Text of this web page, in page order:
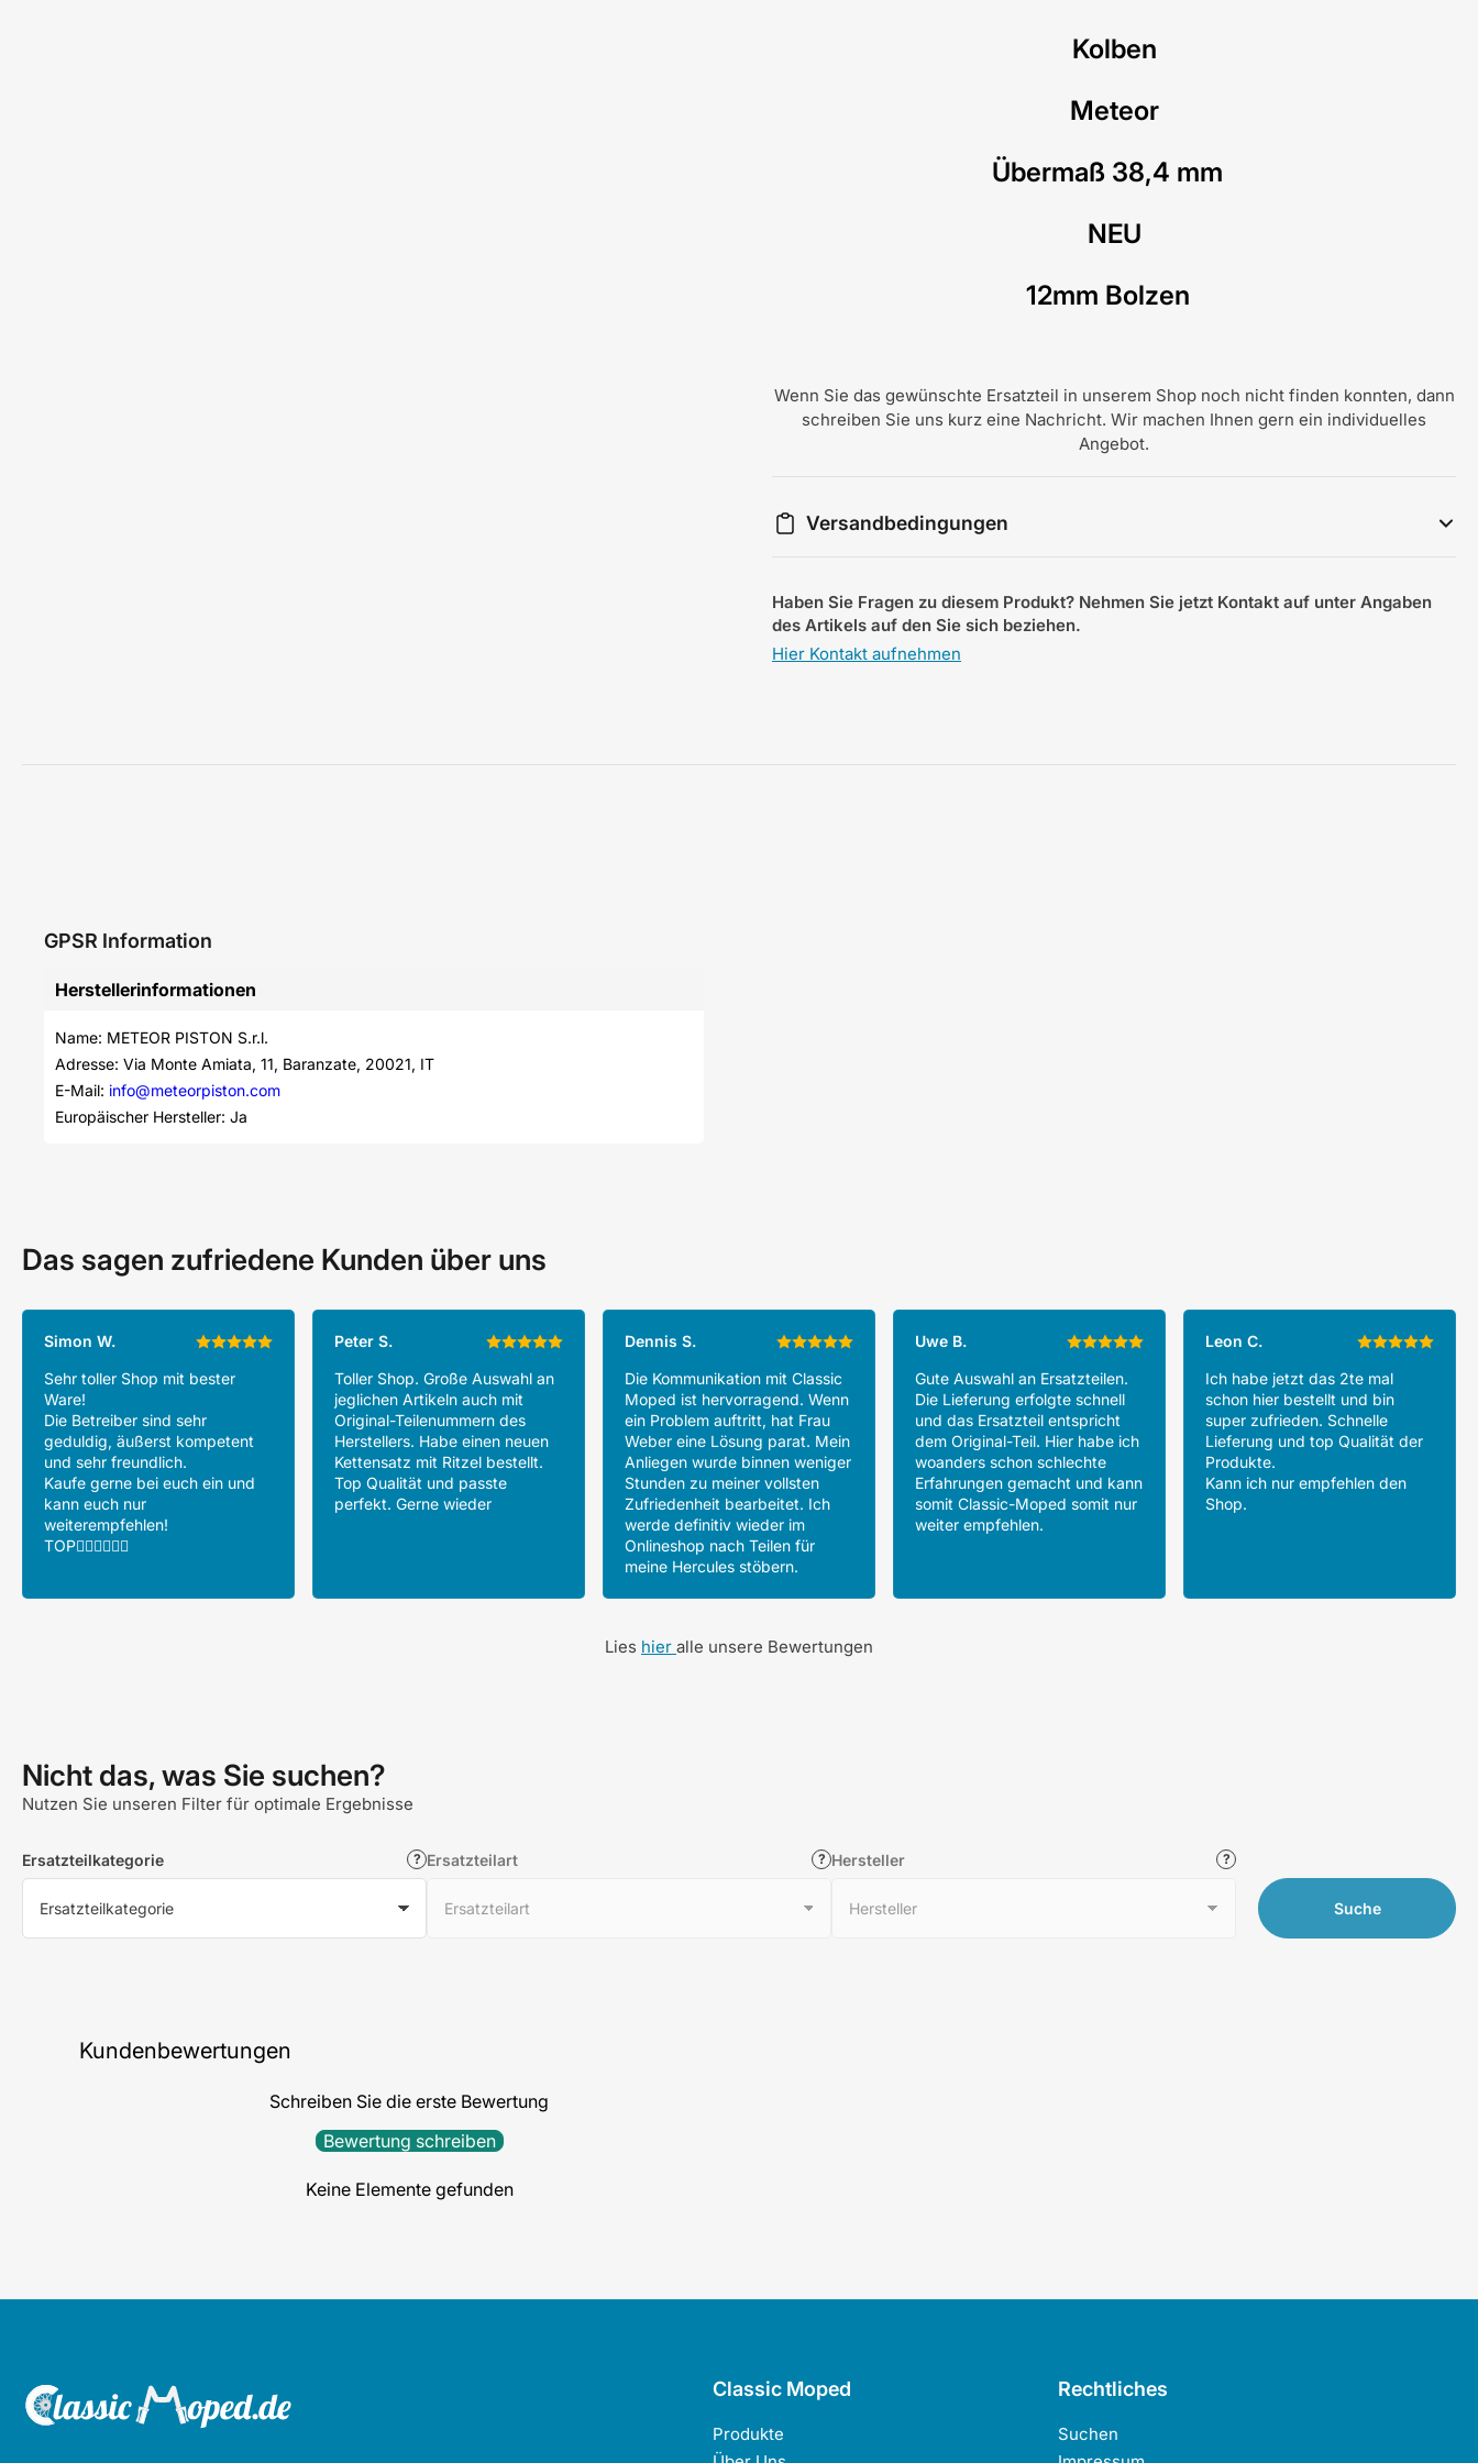
Kolben
Meteor
Übermaß 38,4 mm
NEU
12mm Bolzen
Wenn Sie das gewünschte Ersatzteil in unserem Shop noch nicht finden konnten, dann
schreiben Sie uns kurz eine Nachricht. Wir machen Ihnen gern ein individuelles
Angebot.
Versandbedingungen
Haben Sie Fragen zu diesem Produkt? Nehmen Sie jetzt Kontakt auf unter Angaben
des Artikels auf den Sie sich beziehen.
Hier Kontakt aufnehmen
GPSR Information
Herstellerinformationen
Name: METEOR PISTON S.r.l.
Adresse: Via Monte Amiata, 11, Baranzate, 20021, IT
E-Mail: info@meteorpiston.com
Europäischer Hersteller: Ja
Das sagen zufriedene Kunden über uns
Simon W.
Sehr toller Shop mit bester
Ware!
Die Betreiber sind sehr
geduldig, äußerst kompetent
und sehr freundlich.
Kaufe gerne bei euch ein und
kann euch nur
weiterempfehlen!
TOP👍🏻👍🏻👍🏻
Peter S.
Toller Shop. Große Auswahl an
jeglichen Artikeln auch mit
Original-Teilenummern des
Herstellers. Habe einen neuen
Kettensatz mit Ritzel bestellt.
Top Qualität und passte
perfekt. Gerne wieder
Dennis S.
Die Kommunikation mit Classic
Moped ist hervorragend. Wenn
ein Problem auftritt, hat Frau
Weber eine Lösung parat. Mein
Anliegen wurde binnen weniger
Stunden zu meiner vollsten
Zufriedenheit bearbeitet. Ich
werde definitiv wieder im
Onlineshop nach Teilen für
meine Hercules stöbern.
Uwe B.
Gute Auswahl an Ersatzteilen.
Die Lieferung erfolgte schnell
und das Ersatzteil entspricht
dem Original-Teil. Hier habe ich
woanders schon schlechte
Erfahrungen gemacht und kann
somit Classic-Moped somit nur
weiter empfehlen.
Leon C.
Ich habe jetzt das 2te mal
schon hier bestellt und bin
super zufrieden. Schnelle
Lieferung und top Qualität der
Produkte.
Kann ich nur empfehlen den
Shop.
Lies hier alle unsere Bewertungen
Nicht das, was Sie suchen?
Nutzen Sie unseren Filter für optimale Ergebnisse
Ersatzteilkategorie Ersatzteilart Hersteller
Suche
Kundenbewertungen
Schreiben Sie die erste Bewertung
Bewertung schreiben
Keine Elemente gefunden
Classic Moped
Produkte
Rechtliches
Suchen